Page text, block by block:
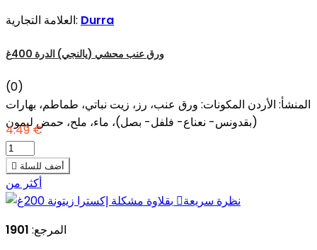
العلامة التجارية: Durra
ورق عنب محشي (يالنجي) الدرة 400غ
(0)
المنشأ: الأردن المكونات: ورق عنب، رز، زيت نباتي، طماطم، بهارات
(بقدونس- نعناع- فلفل- بصل)، ماء، ملح، حمض ليمون
4.49 €
 أضف للسلة
أكثر من
نظرة سريعة
المرجع: 1901